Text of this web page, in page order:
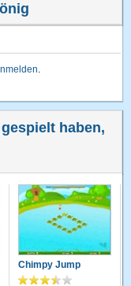
.
haben,
Chimpy Jump